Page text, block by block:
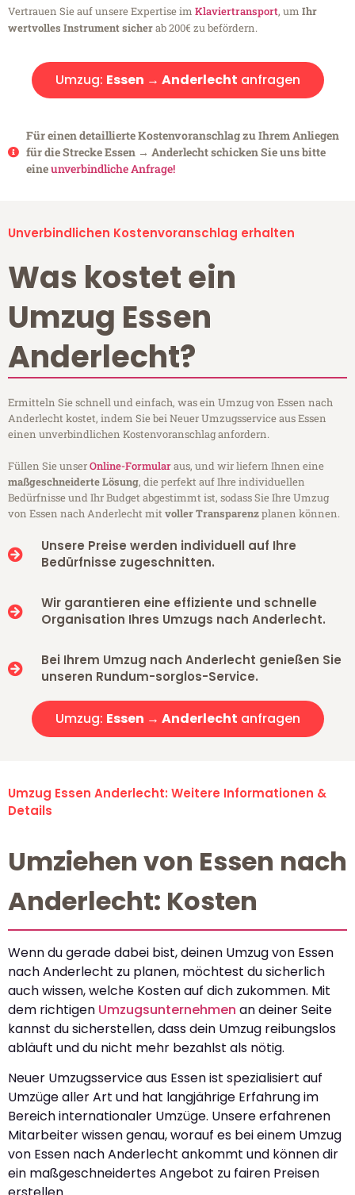
Vertrauen Sie auf unsere Expertise im Klaviertransport, um Ihr
wertvolles Instrument sicherab 200€ zu befördern.
Umzug: Essen → Anderlecht anfragen
Für einen detaillierte Kostenvoranschlag zu Ihrem Anliegen
für die Strecke Essen → Anderlecht schicken Sie uns bitte
eineunverbindliche Anfrage!
Unverbindlichen Kostenvoranschlag erhalten
Was kostet ein
Umzug Essen
Anderlecht?
Ermitteln Sie schnell und einfach, was ein Umzug von Essen nach
Anderlecht kostet, indem Sie bei Neuer Umzugsservice aus Essen
einen unverbindlichen Kostenvoranschlag anfordern.
Füllen Sie unserOnline-Formularaus, und wir liefern Ihnen eine
maßgeschneiderte Lösung, die perfekt auf Ihre individuellen
Bedürfnisse und Ihr Budget abgestimmt ist, sodass Sie Ihre Umzug
von Essen nach Anderlecht mitvoller Transparenzplanen können.
Unsere Preise werden individuell auf Ihre
Bedürfnisse zugeschnitten.
Wir garantieren eine effiziente und schnelle
Organisation Ihres Umzugs nach Anderlecht.
Bei Ihrem Umzug nach Anderlecht genießen Sie
unseren Rundum-sorglos-Service.
Umzug: Essen → Anderlecht anfragen
Umzug Essen Anderlecht: Weitere Informationen &
Details
Umziehen von Essen nach
Anderlecht: Kosten
Wenn du gerade dabei bist, deinen Umzug von Essen
nach Anderlecht zu planen, möchtest du sicherlich
auch wissen, welche Kosten auf dich zukommen. Mit
dem richtigen Umzugsunternehmen an deiner Seite
kannst du sicherstellen, dass dein Umzug reibungslos
abläuft und du nicht mehr bezahlst als nötig.
Neuer Umzugsservice aus Essen ist spezialisiert auf
Umzüge aller Art und hat langjährige Erfahrung im
Bereich internationaler Umzüge. Unsere erfahrenen
Mitarbeiter wissen genau, worauf es bei einem Umzug
von Essen nach Anderlecht ankommt und können dir
ein maßgeschneidertes Angebot zu fairen Preisen